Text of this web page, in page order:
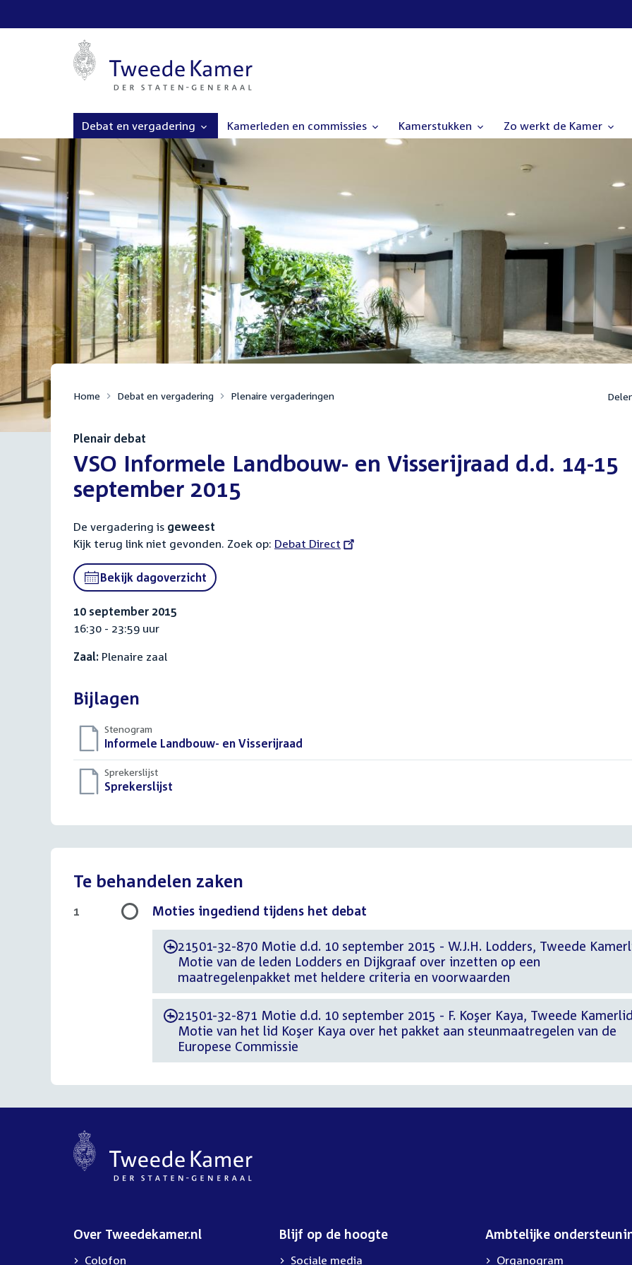
Debat en vergadering Kamerleden en commissies Kamerstukken Zo werkt de Kamer
Home Debat en vergadering Plenaire vergaderingen
Plenair debat
:VSO Informele Landbouw- en Visserijraad d.d. 14-15
september 2015
De vergadering is geweest
Kijk terug link niet gevonden. Zoek op: External
Debat Direct
Bekijk dagoverzicht
10 september 2015
16:30 - 23:59 uur
Zaal: Plenaire zaal
Bijlagen
Stenogram
Download
bestand:
Informele Landbouw- en Visserijraad
Sprekerslijst
Download
Sprekerslijst
Te behandelen zaken
Moties ingediend tijdens het debat
-21501-32-870 Motie d.d. 10 september 2015 - W.J.H. Lodders, Tweede
Motie van de leden Lodders en Dijkgraaf over inzetten op een
maatregelenpakket met heldere criteria en voorwaarden
-21501-32-871 Motie d.d. 10 september 2015 - F. Koşer Kaya, Tweede
Motie van het lid Koşer Kaya over het pakket aan steunmaatregelen van de
Europese Commissie
1
Over Tweedekamer.nl
Colofon
Blijf op de hoogte
Sociale media
Ambtelijke
Organogram